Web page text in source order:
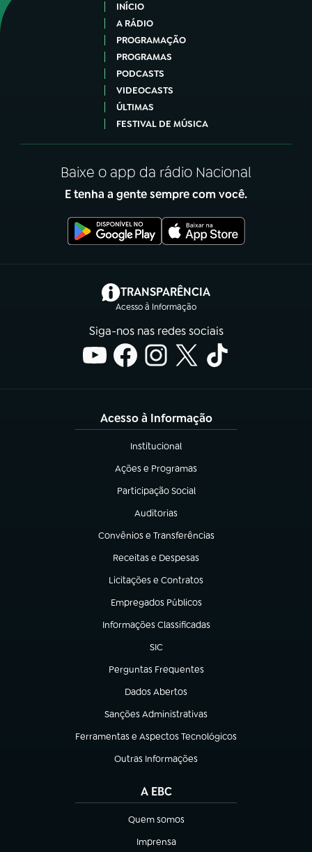
INÍCIO
A RÁDIO
PROGRAMAÇÃO
PROGRAMAS
PODCASTS
VIDEOCASTS
ÚLTIMAS
FESTIVAL DE MÚSICA
Baixe o app da rádio Nacional
E tenha a gente sempre com você.
TRANSPARÊNCIA
Acesso à Informação
(abre em nova aba)
Siga-nos nas redes sociais
Acesso à Informação
Institucional
(abre em nova aba)
Ações e Programas
(abre em nova aba)
Participação Social
(abre em nova aba)
Auditorias
(abre em nova aba)
Convênios e Transferências
(abre em nova aba)
Receitas e Despesas
(abre em nova aba)
Licitações e Contratos
(abre em nova aba)
Empregados Públicos
(abre em nova aba)
Informações Classificadas
(abre em nova aba)
SIC
(abre em nova aba)
Perguntas Frequentes
(abre em nova aba)
Dados Abertos
(abre em nova aba)
Sanções Administrativas
(abre em nova aba)
Ferramentas e Aspectos Tecnológicos
(abre em nova aba)
Outras Informações
(abre em nova aba)
A EBC
Quem somos
(abre em nova aba)
Imprensa
(abre em nova aba)